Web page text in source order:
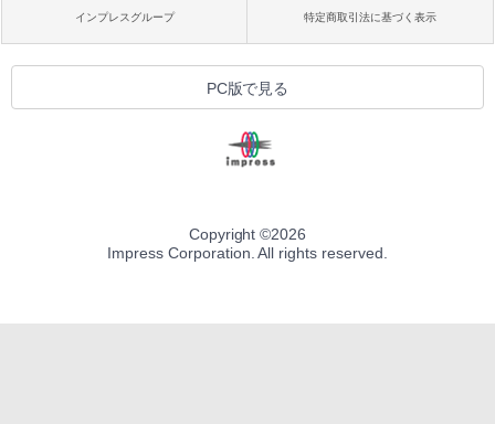
インプレスグループ 特定商取引法に基づく表示
PC版で見る
Copyright ©2026
Impress Corporation. All rights reserved.